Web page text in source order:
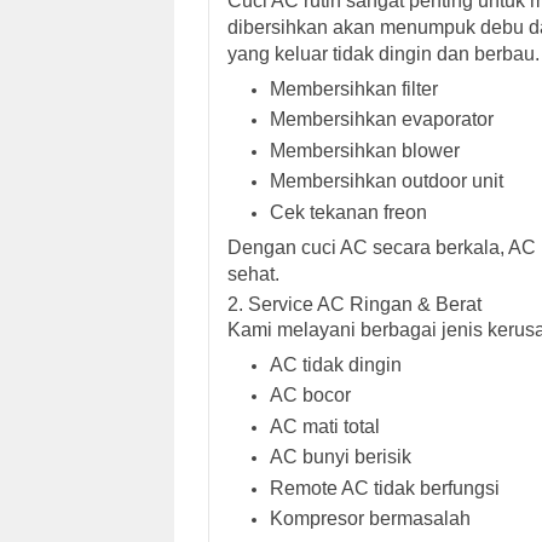
dibersihkan akan menumpuk debu
yang keluar tidak dingin dan
Membersihkan filter
Membersihkan evaporator
Membersihkan blower
Membersihkan outdoor unit
Cek tekanan freon
Dengan cuci AC secara berkala,
sehat.
2. Service AC Ringan & Berat
Kami melayani berbagai jenis
AC tidak dingin
AC bocor
AC mati total
AC bunyi berisik
Remote AC tidak berfungsi
Kompresor bermasalah